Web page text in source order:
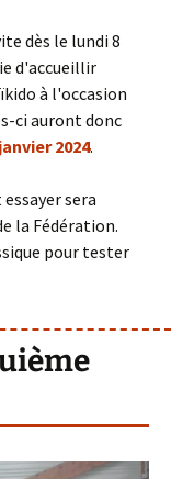
dès le lundi 8
d'accueillir
à l'occasion
ci auront donc
2024.
sera
la Fédération.
pour tester